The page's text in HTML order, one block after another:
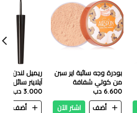
بودرة وجه سائبة اير سبن
من كوتي شفافة
6.600 دب
أضف
اشتر الآن
ريميل لندن
آيلاينر سائل اسود
3.000 دب
أضف